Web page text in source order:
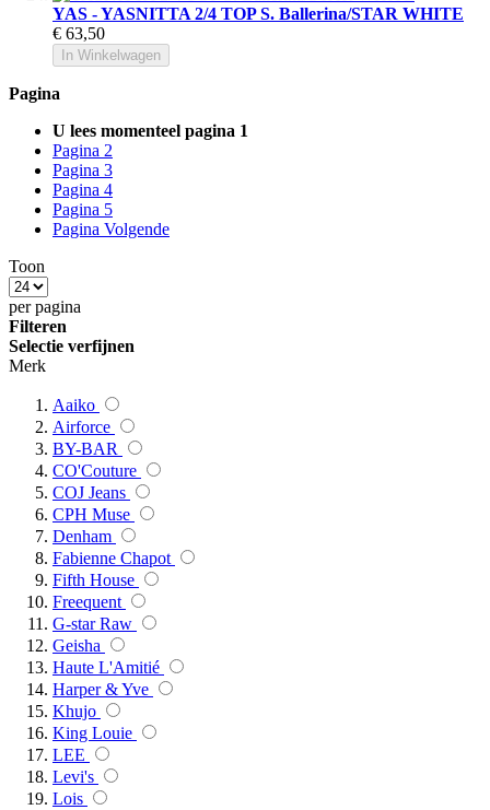
YAS - YASNITTA 2/4 TOP S. Ballerina/STAR WHITE
€ 63,50
In Winkelwagen
Pagina
U lees momenteel pagina 1
Pagina 2
Pagina 3
Pagina 4
Pagina 5
Pagina Volgende
Toon
per pagina
Filteren
Selectie verfijnen
Merk
Aaiko
Airforce
BY-BAR
CO'Couture
COJ Jeans
CPH Muse
Denham
Fabienne Chapot
Fifth House
Freequent
G-star Raw
Geisha
Haute L'Amitié
Harper & Yve
Khujo
King Louie
LEE
Levi's
Lois